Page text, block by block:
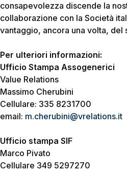
consapevolezza discende la
collaborazione con la Società
vantaggio, ancora una volta, del
Per ulteriori informazioni:
Ufficio Stampa Assogenerici
Value Relations
Massimo Cherubini
Cellulare: 335 8231700
email: m.cherubini@vrelations.it
Ufficio stampa SIF
Marco Pivato
Cellulare 349 5297270